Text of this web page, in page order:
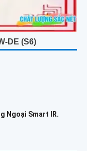
DE (S6)
Ngoại Smart IR.